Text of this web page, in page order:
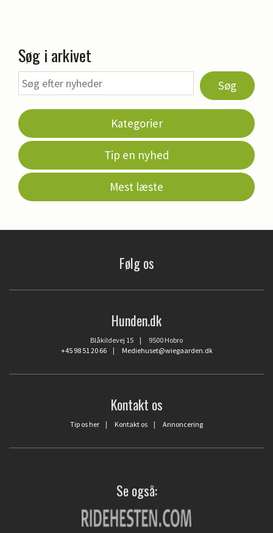
Søg i arkivet
Søg
Kategorier
Tip en nyhed
Mest læste
Følg os
Hunden.dk
Blåkildevej 15 | 9500 Hobro
+45 98 51 20 66| Mediehuset@wiegaarden.dk
Kontakt os
Tip os her | Kontakt os | Annoncering
Se også: